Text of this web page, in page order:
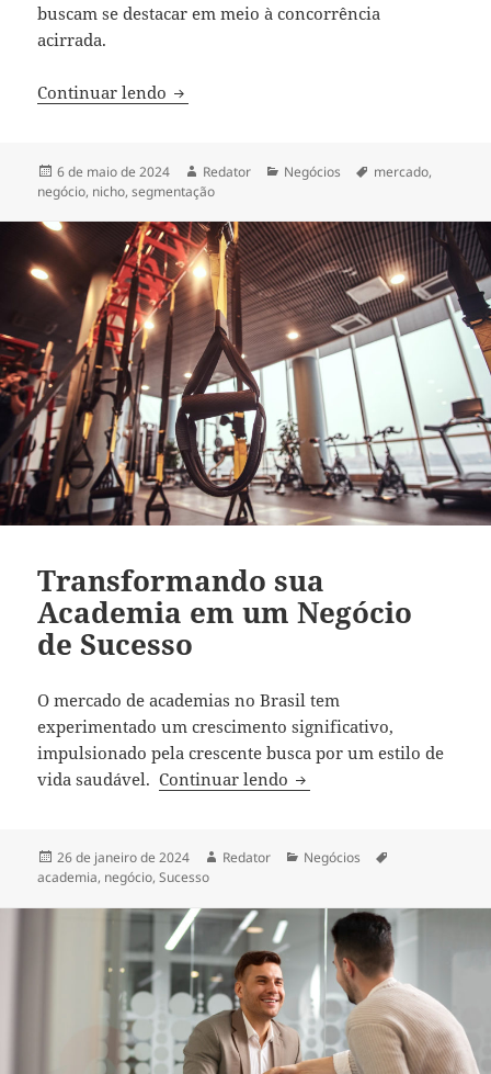
buscam se destacar em meio à concorrência
acirrada.
Continuar lendo O que é e como explorar um nicho de
Publicado
em
6 de maio de 2024 Autor
Redator Categorias
Negócios Tags
mercado,
negócio, nicho,segmentação
Transformando sua
Academia em um Negócio
de Sucesso
O mercado de academias no Brasil tem
experimentado um crescimento significativo,
impulsionado pela crescente busca por um estilo de
vida saudável. Continuar lendo Transformando sua
Publicado
em
26 de janeiro de 2024 Autor
Redator Categorias
Negócios
academia, negócio,Sucesso